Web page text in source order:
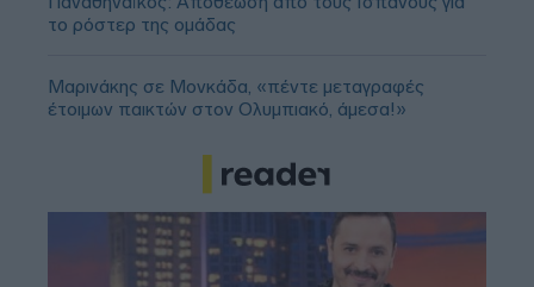
το ρόστερ της ομάδας
Μαρινάκης σε Μονκάδα, «πέντε μεταγραφές
έτοιμων παικτών στον Ολυμπιακό, άμεσα!»